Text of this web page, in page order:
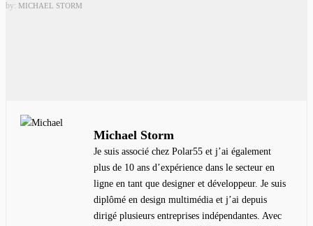
by: MICHAEL STORM
Michael Storm
Je suis associé chez Polar55 et j’ai également
plus de 10 ans d’expérience dans le secteur en
ligne en tant que designer et développeur. Je suis
diplômé en design multimédia et j’ai depuis
dirigé plusieurs entreprises indépendantes. Avec